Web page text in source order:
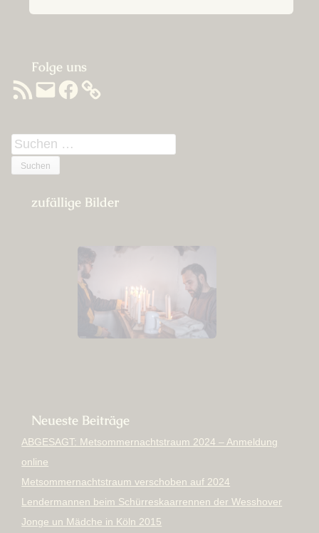
Sidebar
Folge uns
RSS-
Feed
E-
Mail
Facebook
Suchen
nach:
zufällige Bilder
Neueste Beiträge
ABGESAGT: Metsommernachtstraum 2024 – Anmeldung
online
Metsommernachtstraum verschoben auf 2024
Lendermannen beim Schürreskaarrennen der Wesshover
Jonge un Mädche in Köln 2015